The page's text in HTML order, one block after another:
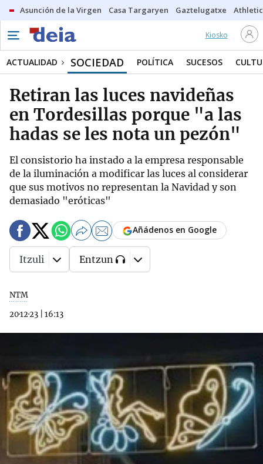
Asunción de la Virgen Casa Targaryen Gaztelugatxe Athletic
Kiosko
ACTUALIDAD SOCIEDAD POLÍTICA SUCESOS
Retiran las luces navideñas
en Tordesillas porque "a las
hadas se les nota un pezón"
El consistorio ha instado a la empresa responsable
de la iluminación a modificar las luces al considerar
que sus motivos no representan la Navidad y son
demasiado "eróticas"
NTM
20·12·23
16:13
Añádenos en Google
Itzuli Entzun